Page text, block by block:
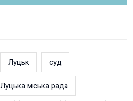
Луцьк суд
Луцька міська рада